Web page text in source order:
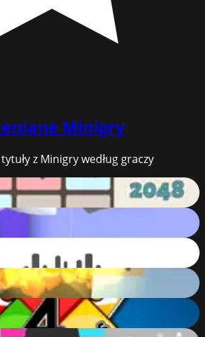
Minigry
z Minigry według graczy
no internet game)